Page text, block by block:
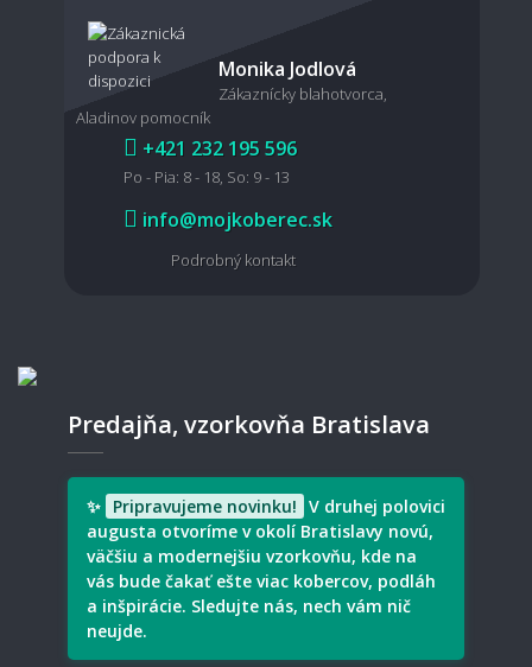
🧼 Údržba a čistenie
Ako sa metrážny koberec čistí a udržiava?
Ako vyčistiť škvrny z metrážneho koberca?
Ako často je potrebné koberec vysávať?
💰 Cena, doprava a záruka
Ako sa počíta cena metrážneho koberca?
Monika Jodlová
Zákaznícky blahotvorca,
Aladinov pomocník
+421 232 195 596
Po - Pia: 8 - 18, So: 9 - 13
info@mojkoberec.sk
Podrobný kontakt
Predajňa, vzorkovňa Bratislava
✨ Pripravujeme novinku! V druhej polovici
augusta otvoríme v okolí Bratislavy novú,
väčšiu a modernejšiu vzorkovňu, kde na
vás bude čakať ešte viac kobercov, podláh
a inšpirácie. Sledujte nás, nech vám nič
neujde.